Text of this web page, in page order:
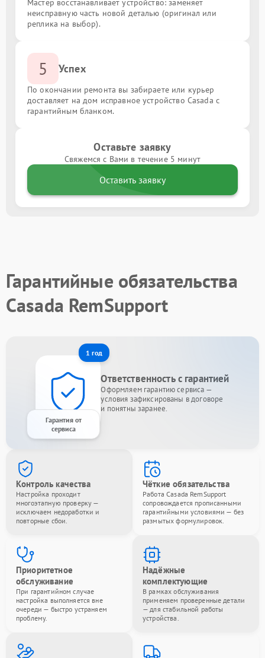
Мастер восстанавливает устройство: заменяет
неисправную часть новой деталью (оригинал или
реплика на выбор).
5 Успех
По окончании ремонта вы забираете или курьер
доставляет на дом исправное устройство Casada с
гарантийным бланком.
Оставьте заявку
Свяжемся с Вами в течение 5 минут
Оставить заявку
Гарантийные обязательства
Casada RemSupport
1 год
Гарантия от
сервиса
Ответственность с гарантией
Оформляем гарантию сервиса —
условия зафиксированы в договоре
и понятны заранее.
Контроль качества
Настройка проходит
многоэтапную проверку —
исключаем недоработки и
повторные сбои.
Чёткие обязательства
Работа Casada RemSupport
сопровождается прописанными
гарантийными условиями — без
размытых формулировок.
Приоритетное
обслуживание
При гарантийном случае
настройка выполняется вне
очереди — быстро устраняем
проблему.
Надёжные
комплектующие
В рамках обслуживания
применяем проверенные детали
— для стабильной работы
устройства.